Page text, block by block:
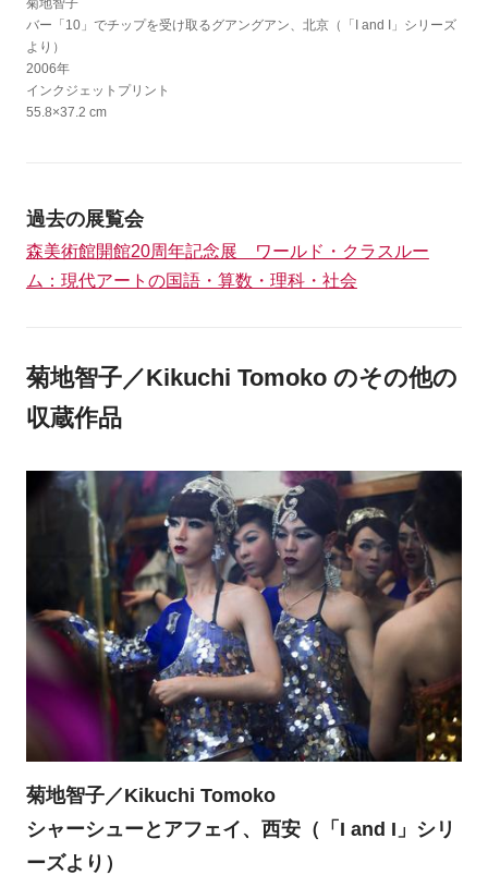
菊地智子
バー「10」でチップを受け取るグアングアン、北京（「I and I」シリーズ
より）
2006年
インクジェットプリント
55.8×37.2 cm
過去の展覧会
森美術館開館20周年記念展 ワールド・クラスルー
ム：現代アートの国語・算数・理科・社会
菊地智子／Kikuchi Tomoko のその他の
収蔵作品
菊地智子／Kikuchi Tomoko
シャーシューとアフェイ、西安（「I and I」シリ
ーズより）